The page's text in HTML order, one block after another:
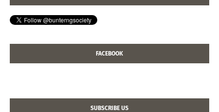
FACEBOOK
SUBSCRIBE US